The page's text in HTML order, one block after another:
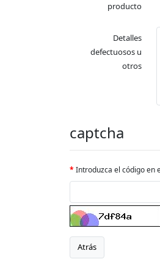
producto
Detalles
defectuosos u
otros
captcha
Introduzca el código en
Atrás